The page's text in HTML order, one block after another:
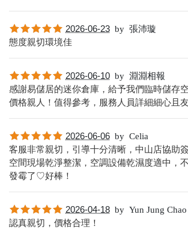
2026-06-23 by 張沛璇
態度親切環境佳
2026-06-10 by 淵淵相報
感謝易儲居的迷你倉庫，給予我們臨時儲存
價格親人！值得參考，服務人員詳細細心且
2026-06-06 by Celia
客服非常親切，引導十分清晰，中山店協助
空間現場乾淨整潔，空調設備乾濕度適中，
發霉了♡好棒！
2026-04-18 by Yun Jung Chao
認真親切，價格合理！